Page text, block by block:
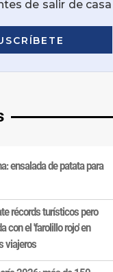
ensalada de patata para
récords turísticos pero
con el 'farolillo rojo' en
viajeros